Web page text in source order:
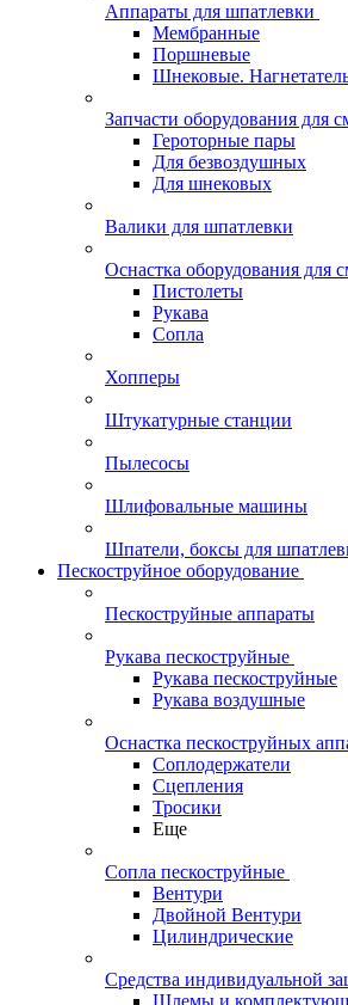
Аппараты для шпатлевки
Мембранные
Поршневые
Шнековые.
Запчасти оборудования для
Героторные пары
Для безвоздушных
Для шнековых
Валики для шпатлевки
Оснастка оборудования для
Пистолеты
Рукава
Сопла
Хопперы
Штукатурные станции
Пылесосы
Шлифовальные машины
Шпатели, боксы для
Пескоструйное оборудование
Пескоструйные аппараты
Рукава пескоструйные
Рукава пескоструйные
Рукава воздушные
Оснастка пескоструйных
Соплодержатели
Сцепления
Тросики
Еще
Сопла пескоструйные
Вентури
Двойной Вентури
Цилиндрические
Средства индивидуальной
Шлемы и